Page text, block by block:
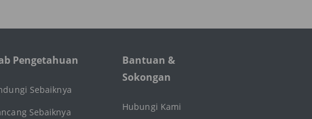
Pengetahuan
Sebaiknya
Sebaiknya
Bantuan &
Sokongan
Hubungi Kami